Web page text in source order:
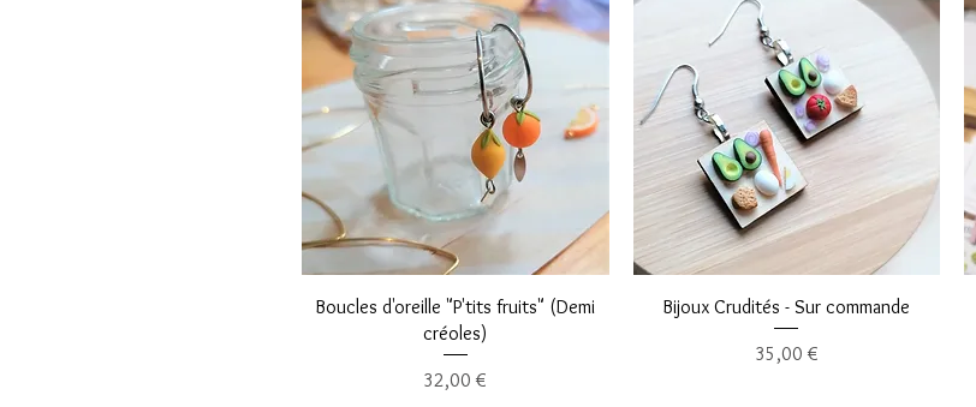
Boucles d'oreille "P'tits fruits" (Demi
créoles)
Prix
32,00 €
Bijoux Crudités - Sur commande
Prix
35,00 €